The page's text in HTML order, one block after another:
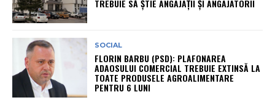
TREBUIE SĂ ȘTIE ANGAJAȚII ȘI ANGAJATORII
SOCIAL
FLORIN BARBU (PSD): PLAFONAREA
ADAOSULUI COMERCIAL TREBUIE EXTINSĂ LA
TOATE PRODUSELE AGROALIMENTARE
PENTRU 6 LUNI